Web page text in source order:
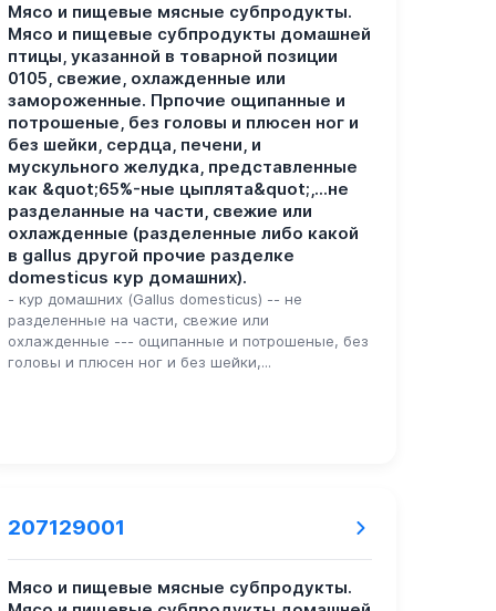
Мясо и пищевые мясные субпродукты.
Мясо и пищевые субпродукты домашней
птицы, указанной в товарной позиции
0105, свежие, охлажденные или
замороженные. Прпочие ощипанные и
потрошеные, без головы и плюсен ног и
без шейки, сердца, печени, и
мускульного желудка, представленные
как &quot;65%-ные цыплята&quot;,...не
разделанные на части, свежие или
охлажденные (разделенные либо какой
в gallus другой прочие разделке
domesticus кур домашних).
- кур домашних (Gallus domesticus) -- не
разделенные на части, свежие или
охлажденные --- ощипанные и потрошеные, без
головы и плюсен ног и без шейки,...
207129001
Мясо и пищевые мясные субпродукты.